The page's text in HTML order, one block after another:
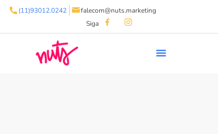
(11)93012.0242
falecom@nuts.marketing
Siga